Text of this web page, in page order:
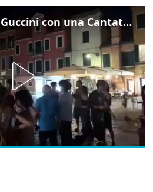
Venezia omaggia Guccini con una Cantata Anarchica in campo Santa Margherita